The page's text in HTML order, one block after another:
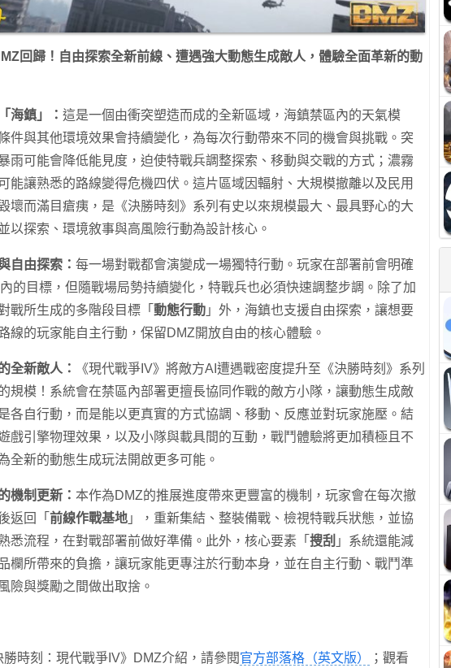
回歸！自由探索全新前線、遭遇強大動態生成敵人，體驗全面革新的動
海鎮」： 這是一個由衝突塑造而成的全新區域，海鎮禁區內的天氣模
件與其他環境效果會持續變化，為每次行動帶來不同的機會與挑戰。突
雨可能會降低能見度，迫使特戰兵調整探索、移動與交戰的方式；濃霧
能讓熟悉的路線變得危機四伏。這片區域因輻射、大規模撤離以及民用
壞而滿目瘡痍，是《決勝時刻》系列有史以來規模最大、最具野心的大
以探索、環境敘事與高風險行動為設計核心。
自由探索： 每一場對戰都會演變成一場獨特行動。玩家在部署前會明確
的目標，但隨戰場局勢持續變化，特戰兵也必須快速調整步調。除了加
戰所生成的多階段目標「 動態行動 」外，海鎮也支援自由探索，讓想要
線的玩家能自主行動，保留DMZ開放自由的核心體驗。
全新敵人：
《現代戰爭IV》將敵方AI遭遇戰密度提升至《決勝時刻》系列
規模！系統會在禁區內部署更擅長協同作戰的敵方小隊，讓動態生成敵
各自行動，而是能以更真實的方式協調、移動、反應並對玩家施壓。結
戲引擎物理效果，以及小隊與載具間的互動，戰鬥體驗將更加積極且不
全新的動態生成玩法開啟更多可能。
機制更新： 本作為DMZ的推展進度帶來更豐富的機制，玩家會在每次撤
返回「 前線作戰基地 」，重新集結、整裝備戰、檢視特戰兵狀態，並協
悉流程，在對戰部署前做好準備。此外，核心要素「 搜刮 」系統還能減
欄所帶來的負擔，讓玩家能更專注於行動本身，並在自主行動、戰鬥準
險與獎勵之間做出取捨。
時刻：現代戰爭IV》DMZ介紹，請參閱官方部落格（英文版）
；觀看